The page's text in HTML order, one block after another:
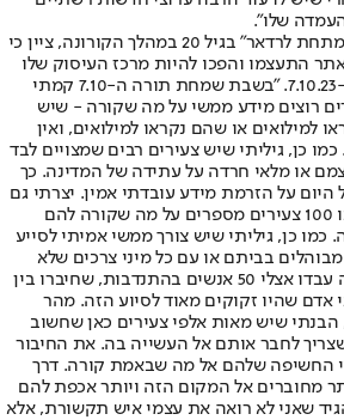
שלו".
אורי הרצברג, שהקים את "מתחת לרדאר" בגיל 20 במהלך הקורונה, ציין כי
התעצמו והפכו להיות מרכז העיסוק שלו
אחרי שבת שמחת תורה ה-7.10.23. "בשבת שמחת תורה ה-7.10 קמתי
רוצים מידע ממשי על מה שקורה - שיש
למילואים או שהם נקראו למילואים, ואין
כן, גיליתי שיש צעירים רבים שמצויים לבד
או מלאי חרדה על עתידה של המדינה. כך
על הזרמת מידע עובדתי אמין. יצרתי גם
נישה של הבעת עמדות שבו 100 צעירים מספרים על מה שקורה להם
כן, גיליתי שיש צורך ממשי אמיתי לסייע
בביתם או עם כל מיני צרכים שלא
נענו. בשביל כל התחום הזה עבדו אצלי 50 אנשים בהתנדבות, שחיברו בין
אדם שהיו זקוקים מאוד לסיוע הזה. מהר
הבנתי שיש מאות אלפי צעירים כאן שחשוב
לחבר אותם אל העשייה בה. את החיבור
החשיפה שלהם אל מה שבאמת קורה. דרך
מחוברים אל המקום הזה ויותר אכפת להם
שאני לא רואה את עצמי איש תקשורת, אלא